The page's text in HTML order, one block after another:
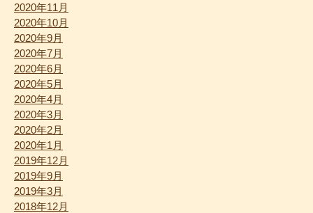
2020年11月
2020年10月
2020年9月
2020年7月
2020年6月
2020年5月
2020年4月
2020年3月
2020年2月
2020年1月
2019年12月
2019年9月
2019年3月
2018年12月